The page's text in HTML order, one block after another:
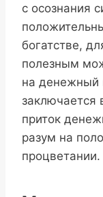
с осознания
богатстве,
полезным
на денежный
заключается
приток
разум на
процветании.